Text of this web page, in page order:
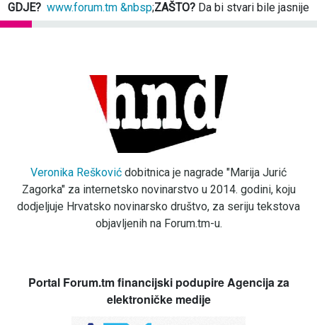
GDJE? www.forum.tm &nbsp;ZAŠTO? Da bi stvari bile jasnije
Veronika Rešković dobitnica je nagrade "Marija Jurić
Zagorka" za internetsko novinarstvo u 2014. godini, koju
dodjeljuje Hrvatsko novinarsko društvo, za seriju tekstova
objavljenih na Forum.tm-u.
Portal Forum.tm financijski podupire Agencija za
elektroničke medije